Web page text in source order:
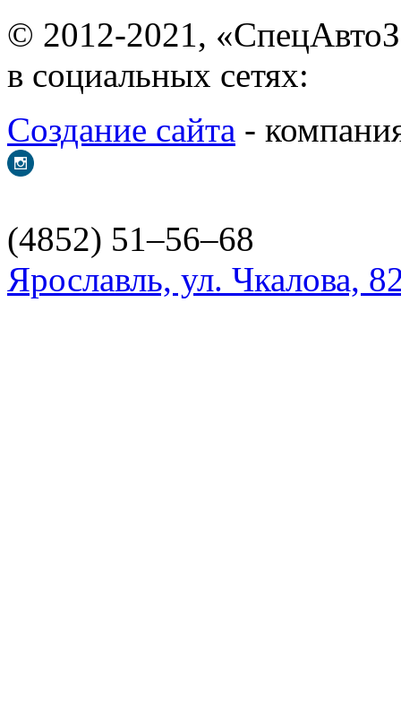
© 2012-2021,
в социальных сетях:
Создание сайта -
(4852) 51–56–68
Ярославль, ул. Чкалова,